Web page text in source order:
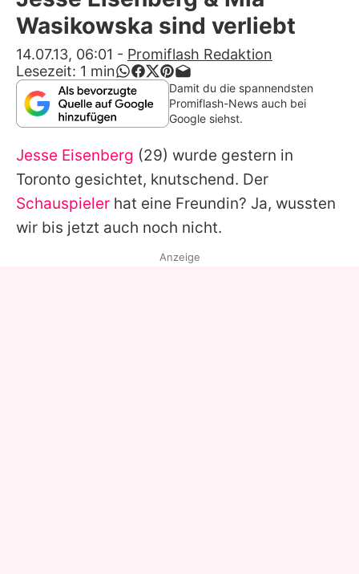
Alle Themen auf Promiflash
App runterladen
Team
Redaktionelle Richtlinien
Impressum
Nutzungsbedingungen
Wasikowska sind verliebt
14.07.13, 06:01 - Promiflash Redaktion
Lesezeit: 1 min
Damit du die spannendsten
Promiflash-News auch bei
Google siehst.
Jesse Eisenberg (29) wurde gestern in
Toronto gesichtet, knutschend. Der
Schauspieler hat eine Freundin? Ja, wussten
wir bis jetzt auch noch nicht.
Anzeige